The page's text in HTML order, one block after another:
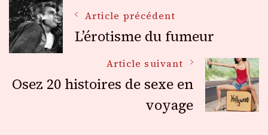
Navigation
des
articles
Article précédent
L’érotisme du fumeur
Article suivant
Osez 20 histoires de sexe en
voyage